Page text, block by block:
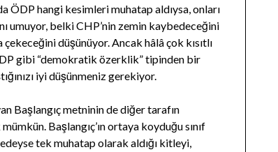
ÖDP hangi kesimleri muhatap aldıysa, onları
umuyor, belki CHP’nin zemin kaybedeceğini
düşünüyor. Ancak hâlâ çok kısıtlı
gibi “demokratik özerklik” tipinden bir
iyi düşünmeniz gerekiyor.
Başlangıç metninin de diğer tarafın
Başlangıç’ın ortaya koyduğu sınıf
tek muhatap olarak aldığı kitleyi,